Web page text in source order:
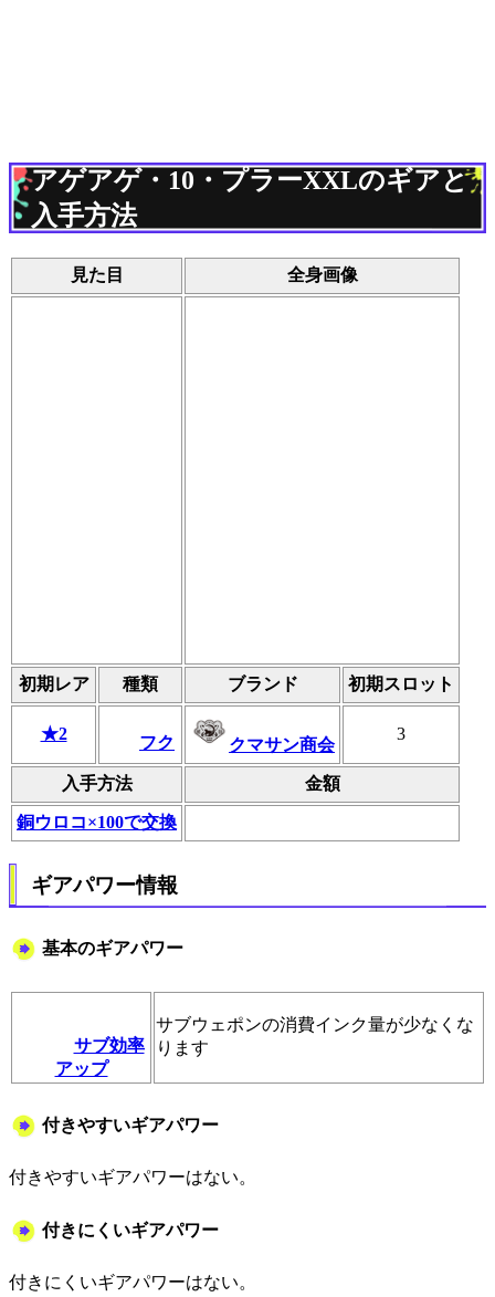
アゲアゲ・10・プラーXXLのギアと
入手方法
見た目 全身画像
初期レア 種類 ブランド 初期スロット
★2 フク クマサン商会
3
入手方法 金額
銅ウロコ×100で交換
ギアパワー情報
基本のギアパワー
サブ効率
アップ
サブウェポンの消費インク量が少なくな
ります
付きやすいギアパワー
付きやすいギアパワーはない。
付きにくいギアパワー
付きにくいギアパワーはない。